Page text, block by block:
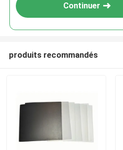
Continuer
produits recommandés